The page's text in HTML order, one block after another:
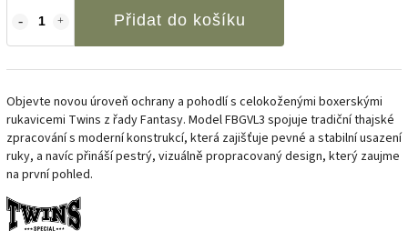
Přidat do košíku
Objevte novou úroveň ochrany a pohodlí s celokoženými boxerskými
rukavicemi Twins z řady Fantasy. Model FBGVL3 spojuje tradiční thajské
zpracování s moderní konstrukcí, která zajišťuje pevné a stabilní usazení
ruky, a navíc přináší pestrý, vizuálně propracovaný design, který zaujme
na první pohled.